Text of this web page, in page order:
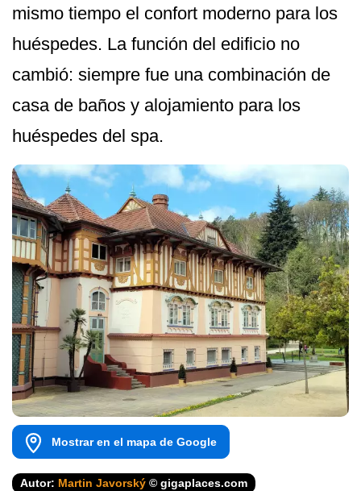
mismo tiempo el confort moderno para los
huéspedes. La función del edificio no
cambió: siempre fue una combinación de
casa de baños y alojamiento para los
huéspedes del spa.
Mostrar en el mapa de Google
Autor: Martin Javorský © gigaplaces.com